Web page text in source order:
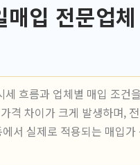
입 전문업
흐름과 업체별 매입 조건
격 차이가 크게 발생하며,
서 실제로 적용되는 매입